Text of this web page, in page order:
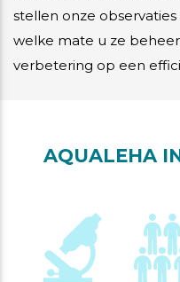
stellen onze
welke mate u ze
verbetering op een
AQUALEHA